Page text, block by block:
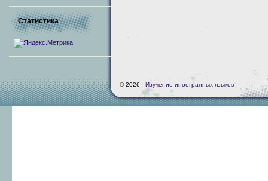
Статистика
© 2026 - Изучение иностранных языков